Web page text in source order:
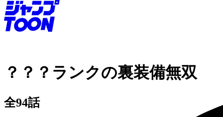
？？？ランクの裏装備無双
全94話